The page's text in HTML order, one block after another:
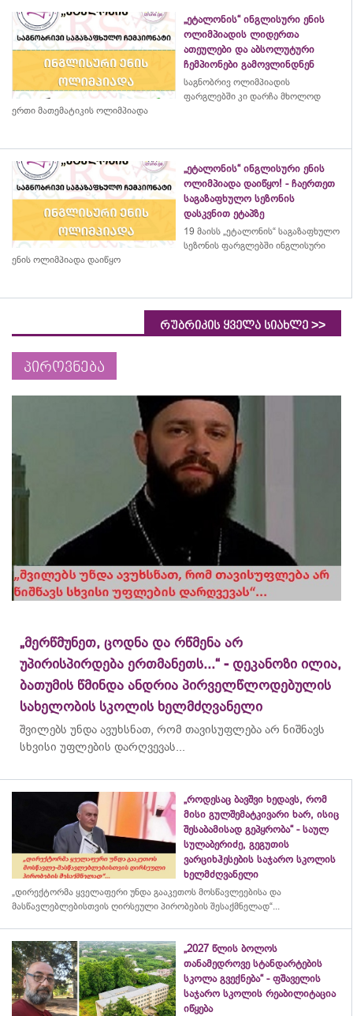
„ეტალონის“ ინგლისური ენის
ოლიმპიადის ლიდერთა
ათეულები და აბსოლუტური
ჩემპიონები გამოვლინდნენ
საგნობრივ ოლიმპიადის
ფარგლებში კი დარჩა მხოლოდ
ერთი მათემატიკის ოლიმპიადა
„ეტალონის“ ინგლისური ენის
ოლიმპიადა დაიწყო! - ჩაერთეთ
საგაზაფხულო სეზონის
დასკვნით ეტაპზე
19 მაისს „ეტალონის“ საგაზაფხულო
სეზონის ფარგლებში ინგლისური
ენის ოლიმპიადა დაიწყო
რუბრიკის ყველა სიახლე >>
პიროვნება
„მერწმუნეთ, ცოდნა და რწმენა არ
უპირისპირდება ერთმანეთს...“ - დეკანოზი ილია,
ბათუმის წმინდა ანდრია პირველწლოდებულის
სახელობის სკოლის ხელმძღვანელი
შვილებს უნდა ავუხსნათ, რომ თავისუფლება არ ნიშნავს
სხვისი უფლების დარღვევას...
„როდესაც ბავშვი ხედავს, რომ
მისი გულშემატკივარი ხარ, ისიც
შესაბამისად გეპყრობა“ - საულ
სულაბერიძე, გეგუთის
ვარციხჰესების საჯარო სკოლის
ხელმძღვანელი
„დირექტორმა ყველაფერი უნდა გააკეთოს მოსწავლეებისა და
მასწავლებლებისთვის ღირსეული პირობების შესაქმნელად“...
„2027 წლის ბოლოს
თანამედროვე სტანდარტების
სკოლა გვექნება“ - ფშაველის
საჯარო სკოლის რეაბილიტაცია
იწყება